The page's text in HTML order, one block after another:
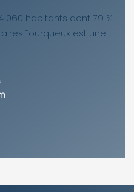
060 habitants dont 79 %
est une